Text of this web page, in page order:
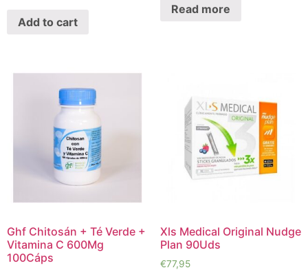
Add to cart
Read more
Ghf Chitosán + Té Verde +
Vitamina C 600Mg
100Cáps
Xls Medical Original Nudge
Plan 90Uds
€77,95